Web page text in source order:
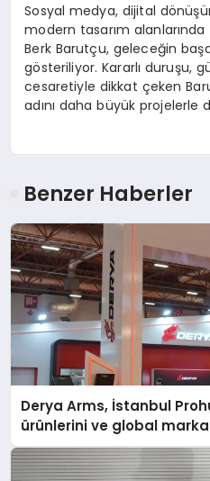
Sosyal medya, dijital
modern tasarım
Berk Barutçu, geleceğin
gösteriliyor. Kararlı duruşu,
cesaretiyle dikkat çeken
adını daha büyük projelerle
Benzer Haberler
Derya Arms, İstanbul
ürünlerini ve global